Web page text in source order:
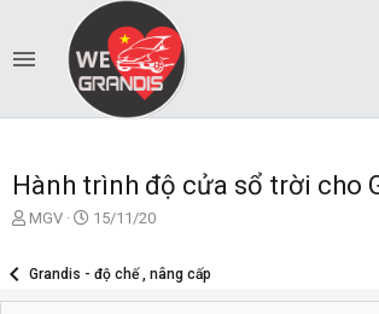
Hành trình độ cửa sổ trời cho
T
b
ở
MGV
S
r
t
15/11/20
Grandis - độ chế , nâng cấp